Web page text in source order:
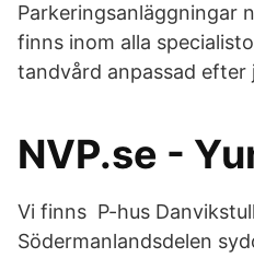
Parkeringsanläggningar
finns inom alla
tandvård anpassad efter
NVP.se -
Vi finns P-hus
Södermanlandsdelen